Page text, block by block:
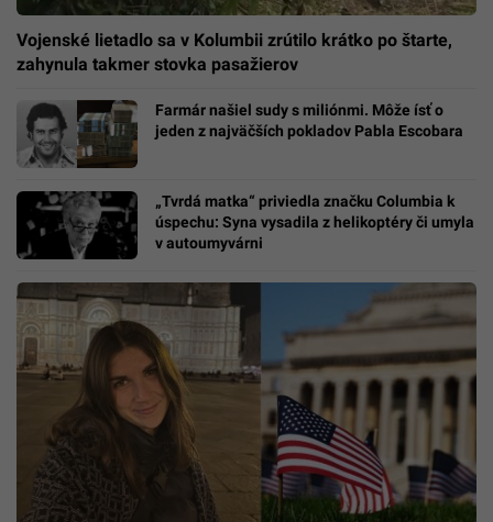
Vojenské lietadlo sa v Kolumbii zrútilo krátko po štarte,
zahynula takmer stovka pasažierov
Farmár našiel sudy s miliónmi. Môže ísť o
jeden z najväčších pokladov Pabla Escobara
„Tvrdá matka“ priviedla značku Columbia k
úspechu: Syna vysadila z helikoptéry či umyla
v autoumyvárni